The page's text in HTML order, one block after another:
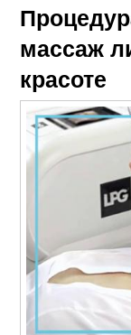
массаж
красоте